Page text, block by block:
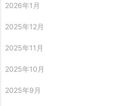
2026年1月
2025年12月
2025年11月
2025年10月
2025年9月